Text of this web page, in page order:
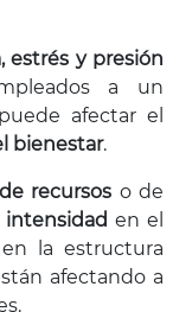
estrés y presión
a un
afectar el
bienestar.
recursos o de
intensidad en el
en la estructura
afectando a